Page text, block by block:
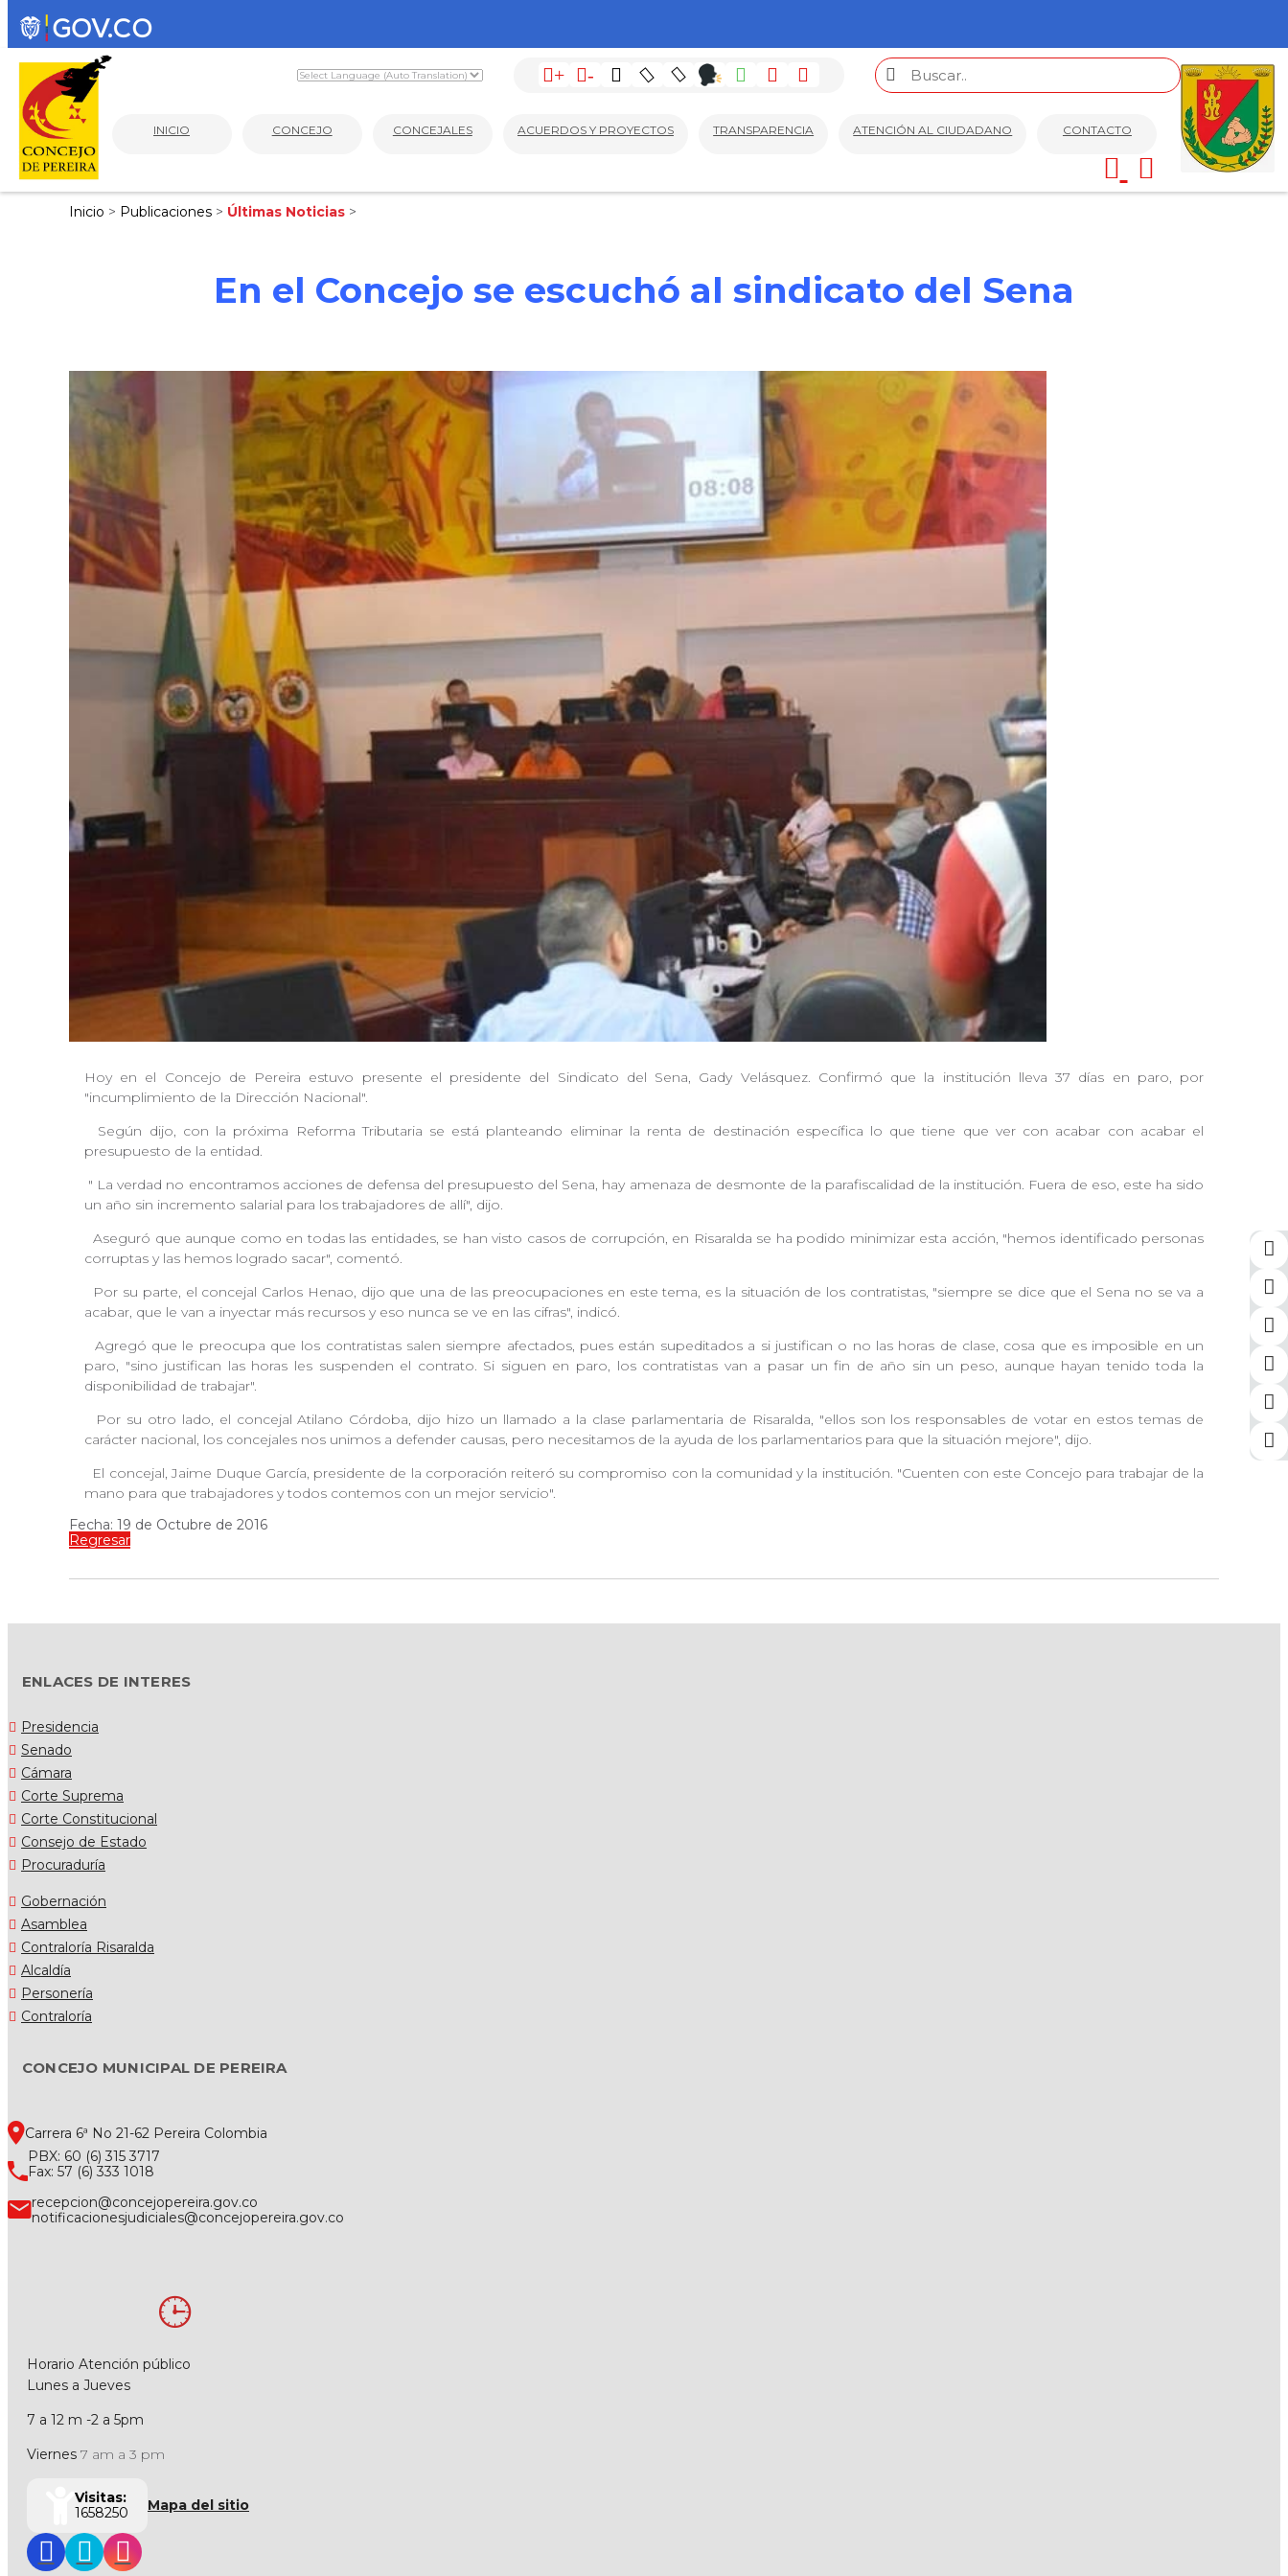
+ -
INICIO CONCEJO CONCEJALES ACUERDOS Y PROYECTOS TRANSPARENCIA ATENCIÓN AL CIUDADANO CONTACTO
Inicio > Publicaciones > Últimas Noticias >
En el Concejo se escuchó al sindicato del Sena
Hoy en el Concejo de Pereira estuvo presente el presidente del Sindicato del Sena, Gady Velásquez. Confirmó que la institución lleva 37 días en paro, por
"incumplimiento de la Dirección Nacional".
Según dijo, con la próxima Reforma Tributaria se está planteando eliminar la renta de destinación específica lo que tiene que ver con acabar con acabar el
presupuesto de la entidad.
" La verdad no encontramos acciones de defensa del presupuesto del Sena, hay amenaza de desmonte de la parafiscalidad de la institución. Fuera de eso, este ha sido
un año sin incremento salarial para los trabajadores de allí", dijo.
Aseguró que aunque como en todas las entidades, se han visto casos de corrupción, en Risaralda se ha podido minimizar esta acción, "hemos identificado personas
corruptas y las hemos logrado sacar", comentó.
Por su parte, el concejal Carlos Henao, dijo que una de las preocupaciones en este tema, es la situación de los contratistas, "siempre se dice que el Sena no se va a
acabar, que le van a inyectar más recursos y eso nunca se ve en las cifras", indicó.
Agregó que le preocupa que los contratistas salen siempre afectados, pues están supeditados a si justifican o no las horas de clase, cosa que es imposible en un
paro, "sino justifican las horas les suspenden el contrato. Si siguen en paro, los contratistas van a pasar un fin de año sin un peso, aunque hayan tenido toda la
disponibilidad de trabajar".
Por su otro lado, el concejal Atilano Córdoba, dijo hizo un llamado a la clase parlamentaria de Risaralda, "ellos son los responsables de votar en estos temas de
carácter nacional, los concejales nos unimos a defender causas, pero necesitamos de la ayuda de los parlamentarios para que la situación mejore", dijo.
El concejal, Jaime Duque García, presidente de la corporación reiteró su compromiso con la comunidad y la institución. "Cuenten con este Concejo para trabajar de la
mano para que trabajadores y todos contemos con un mejor servicio".
Fecha: 19 de Octubre de 2016
Regresar
ENLACES DE INTERES
Presidencia
Senado
Cámara
Corte Suprema
Corte Constitucional
Consejo de Estado
Procuraduría
Gobernación
Asamblea
Contraloría Risaralda
Alcaldía
Personería
Contraloría
CONCEJO MUNICIPAL DE PEREIRA
Carrera 6ª No 21-62 Pereira Colombia
PBX: 60 (6) 315 3717
Fax: 57 (6) 333 1018
recepcion@concejopereira.gov.co
notificacionesjudiciales@concejopereira.gov.co
Horario Atención público
Lunes a Jueves
7 a 12 m -2 a 5pm
Viernes 7 am a 3 pm
Visitas:
1658250
Mapa del sitio